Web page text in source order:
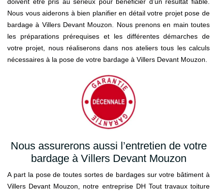
Nous vous aiderons à bien planifier en détail votre projet pose de
bardage à Villers Devant Mouzon. Nous prenons en main toutes
les préparations prérequises et les différentes démarches de
votre projet, nous réaliserons dans nos ateliers tous les calculs
nécessaires à la pose de votre bardage à Villers Devant Mouzon.
Nous assurerons aussi l’entretien de votre
bardage à Villers Devant Mouzon
A part la pose de toutes sortes de bardages sur votre bâtiment à
Villers Devant Mouzon, notre entreprise DH Tout travaux toiture